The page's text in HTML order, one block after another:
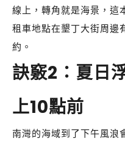
線上，轉角就是海景，這
租車地點在墾丁大街周邊
約。
訣竅2：夏日
上10點前
南灣的海域到了下午風浪